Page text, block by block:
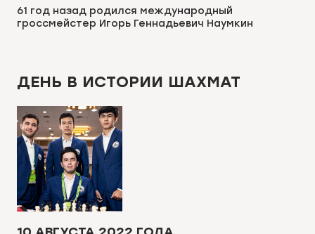
61 год назад родился международный
гроссмейстер Игорь Геннадьевич Наумкин
ДЕНЬ В ИСТОРИИ ШАХМАТ